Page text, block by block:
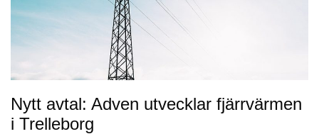
Nytt avtal: Adven utvecklar fjärrvärmen
i Trelleborg